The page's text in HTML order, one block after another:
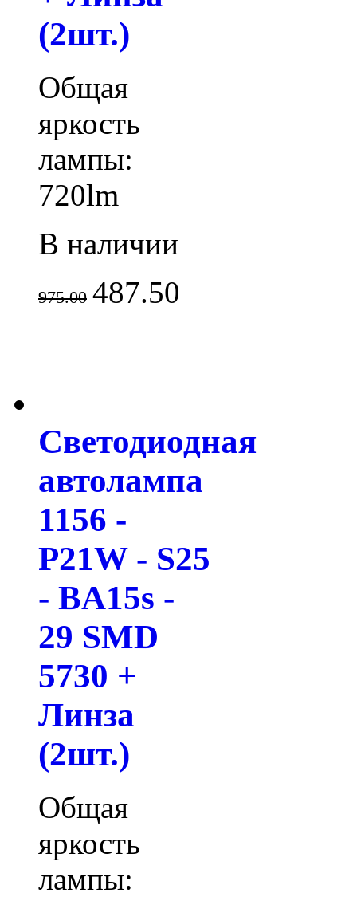
(2шт.)
Общая
яркость
лампы:
720lm
В наличии
975.00 487.50
Светодиодная
автолампа
1156 -
P21W - S25
- BA15s -
29 SMD
5730 +
Линза
(2шт.)
Общая
яркость
лампы: